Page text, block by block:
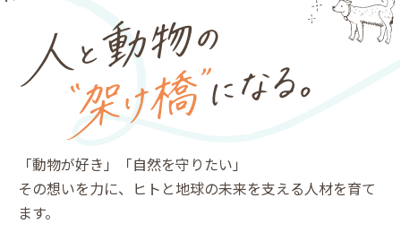
「動物が好き」「自然を守りたい」
その想いを力に、ヒトと地球の未来を支える人材を育て
ます。